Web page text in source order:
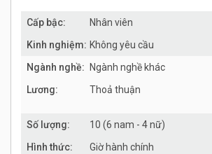
Cấp bậc:
Nhân viên
Kinh nghiệm: Không yêu cầu
Ngành nghề:
Ngành nghề khác
Lương:
Thoả thuận
Số lượng:
10 (6 nam - 4 nữ)
Hình thức:
Giờ hành chính